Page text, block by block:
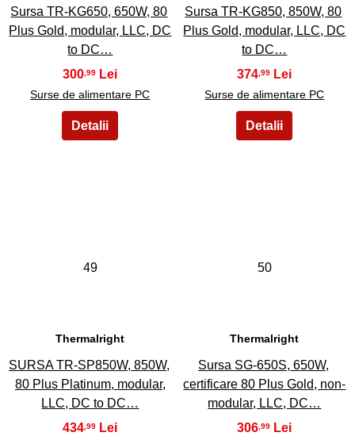
Sursa TR-KG650, 650W, 80
Plus Gold, modular, LLC, DC
to DC…
300 ,99
Surse de alimentare PC
Sursa TR-KG850, 850W, 80
Plus Gold, modular, LLC, DC
to DC…
374 ,99
Surse de alimentare PC
49
Thermalright
SURSA TR-SP850W, 850W,
80 Plus Platinum, modular,
LLC, DC to DC…
434 ,99
50
Thermalright
Sursa SG-650S, 650W,
certificare 80 Plus Gold, non-
modular, LLC, DC…
306 ,99